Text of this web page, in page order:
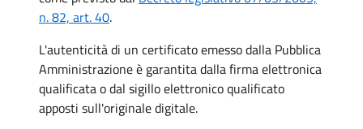
n. 82, art. 40.
L'autenticità di un certificato emesso dalla Pubblica
Amministrazione è garantita dalla firma elettronica
qualificata o dal sigillo elettronico qualificato
apposti sull'originale digitale.